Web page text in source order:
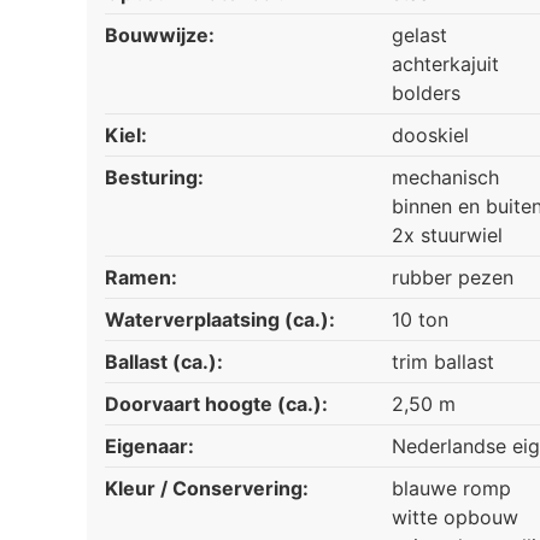
Bouwwijze:
gelast
achterkajuit
bolders
Kiel:
dooskiel
Besturing:
mechanisch
binnen en
2x stuurwiel
Ramen:
rubber pezen
Waterverplaatsing (ca.):
10 ton
Ballast (ca.):
trim ballast
Doorvaart hoogte (ca.):
2,50 m
Eigenaar:
Nederlandse
Kleur / Conservering:
blauwe romp
witte opbouw